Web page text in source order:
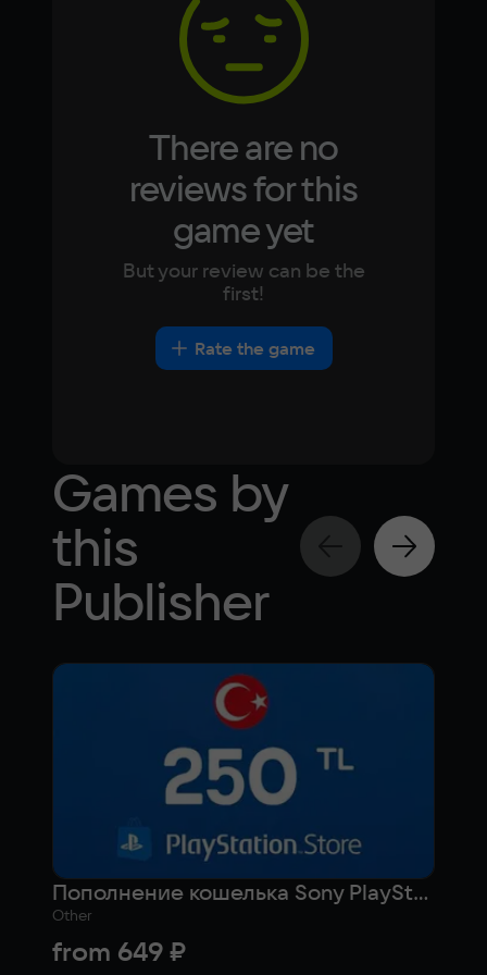
Video card
NVIDIA GeForce GTX 1060 (6 GB) AMD
Radeon RX 580 (8 GB)
Space
DirectX(R): 11, Звуковая карта: совместимая
c DirectX
Japanese
There are no
reviews for this
game yet
But your review can be the
first!
Rate the game
Games by
this
Publisher
Пополнение кошелька Sony PlayStation на 250 лир (Турция)
Other
from 649 ₽